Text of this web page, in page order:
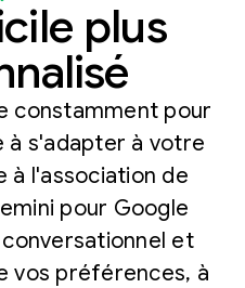
plus
constamment pour
à s'adapter à votre
à l'association de
pour Google
et
vos préférences, à